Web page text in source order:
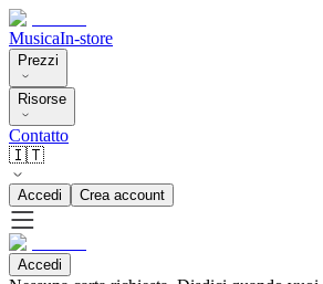
MusicaIn-store
Prezzi
Risorse
Contatto
🇮🇹
Accedi Crea account
Accedi